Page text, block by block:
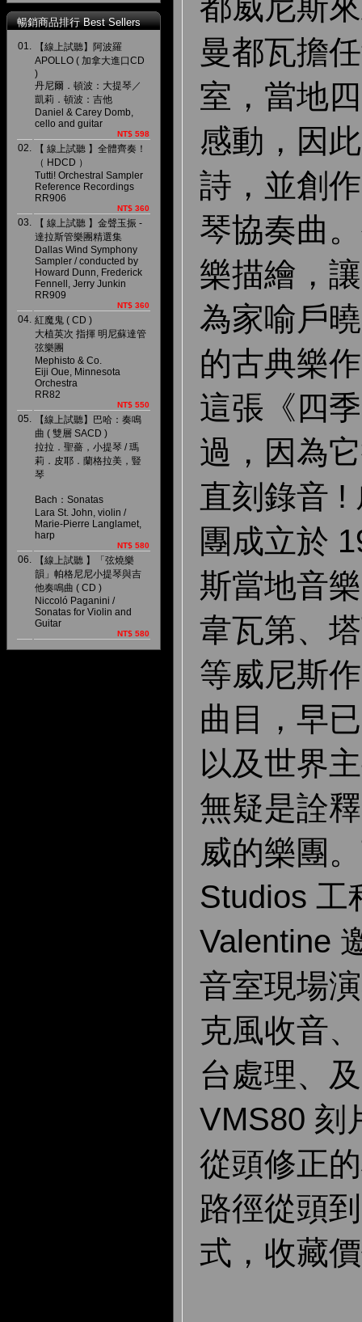
暢銷商品排行 Best Sellers
01.
【線上試聽】阿波羅
APOLLO ( 加拿大進口CD
)
丹尼爾．頓波：大提琴／
凱莉．頓波：吉他
Daniel & Carey Domb,
cello and guitar
NT$ 598
02.
【 線上試聽 】全體齊奏！
（ HDCD ）
Tutti! Orchestral Sampler
Reference Recordings
RR906
NT$ 360
03.
【 線上試聽 】金聲玉振 -
達拉斯管樂團精選集
Dallas Wind Symphony
Sampler / conducted by
Howard Dunn, Frederick
Fennell, Jerry Junkin
RR909
NT$ 360
04. 紅魔鬼 ( CD )
大植英次 指揮 明尼蘇達管
弦樂團
Mephisto & Co.
Eiji Oue, Minnesota
Orchestra
RR82
NT$ 550
05.
【線上試聽】巴哈：奏鳴
曲 ( 雙層 SACD )
拉拉．聖薔，小提琴 / 瑪
莉．皮耶．蘭格拉美，豎
琴
Bach：Sonatas
Lara St. John, violin /
Marie-Pierre Langlamet,
harp
NT$ 580
06.
【線上試聽 】「弦燒樂
韻」帕格尼尼小提琴與吉
他奏鳴曲 ( CD )
Niccoló Paganini /
Sonatas for Violin and
Guitar
NT$ 580
曼都瓦擔
室，當地
感動，因
詩，並創
琴協奏曲
樂描繪，
為家喻戶
的古典樂
這張《四
過，因為
直刻錄音 !
團成立於
斯當地音
韋瓦第、
等威尼斯
曲目，早
以及世界
無疑是詮
威的樂團
Studios 工
Valentine
音室現場
克風收音
台處理、
VMS80 刻
從頭修正
路徑從頭
式，收藏